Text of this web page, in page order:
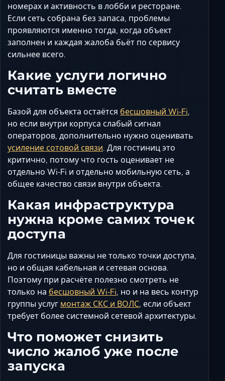
номерах и активность в лобби и ресторане.
Если сеть собрана без запаса, проблемы
проявляются именно тогда, когда объект
заполнен и каждая жалоба бьёт по сервису
сильнее всего.
Какие услуги логично
считать вместе
Базой для объекта остаётся бесшовный Wi‑Fi,
но если внутри корпуса слабый сигнал
операторов, дополнительно нужно оценивать
усиление сотовой связи. Для гостиниц это
критично, потому что гость оценивает не
отдельно Wi‑Fi и отдельно мобильную сеть, а
общее качество связи внутри объекта.
Какая инфраструктура
нужна кроме самих точек
доступа
Для гостиницы важны не только точки доступа,
но и общая кабельная и сетевая основа.
Поэтому при расчёте полезно смотреть не
только на бесшовный Wi‑Fi, но и на весь контур
группы услуг монтаж СКС и ВОЛС, если объект
требует более системной сетевой архитектуры.
Что поможет снизить
число жалоб уже после
запуска